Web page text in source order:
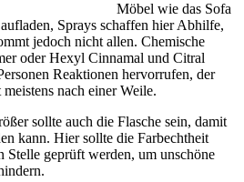
Möbel wie das Sofa
Sprays schaffen hier Abhilfe,
jedoch nicht allen. Chemische
oder Hexyl Cinnamal und Citral
Reaktionen hervorrufen, der
nach einer Weile.
sollte auch die Flasche sein, damit
kann. Hier sollte die Farbechtheit
Stelle geprüft werden, um unschöne